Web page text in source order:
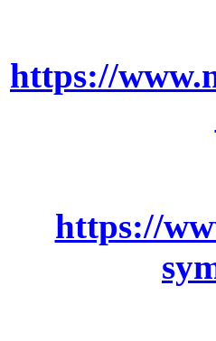
https://
https://